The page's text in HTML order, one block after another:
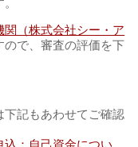
関（株式会社シー・ア
ので、審査の評価を下
下記もあわせてご確認